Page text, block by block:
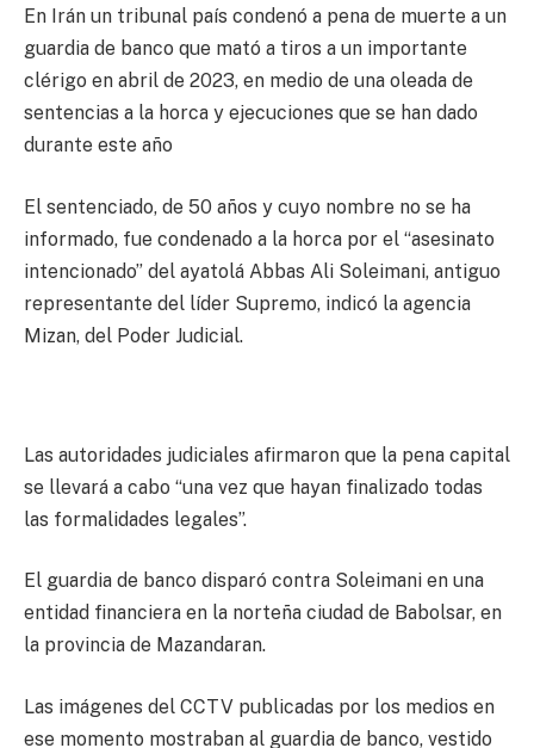
En Irán un tribunal país condenó a pena de muerte a un
guardia de banco que mató a tiros a un importante
clérigo en abril de 2023, en medio de una oleada de
sentencias a la horca y ejecuciones que se han dado
durante este año
El sentenciado, de 50 años y cuyo nombre no se ha
informado, fue condenado a la horca por el “asesinato
intencionado” del ayatolá Abbas Ali Soleimani, antiguo
representante del líder Supremo, indicó la agencia
Mizan, del Poder Judicial.
Las autoridades judiciales afirmaron que la pena capital
se llevará a cabo “una vez que hayan finalizado todas
las formalidades legales”.
El guardia de banco disparó contra Soleimani en una
entidad financiera en la norteña ciudad de Babolsar, en
la provincia de Mazandaran.
Las imágenes del CCTV publicadas por los medios en
ese momento mostraban al guardia de banco, vestido